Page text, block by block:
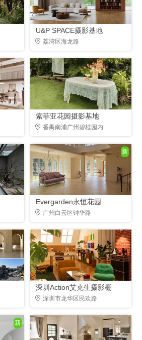
U&P SPACE摄影基地
荔湾区海龙路
索菲亚花园摄影基地
番禺南浦广州碧桂园内
新
Evergarden永恒花园
广州白云区钟华路
深圳Action艾克生摄影棚
深圳市龙华区民欢路
新